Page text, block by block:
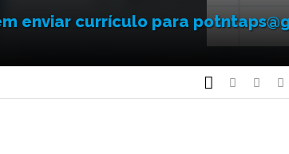
enviar currículo para